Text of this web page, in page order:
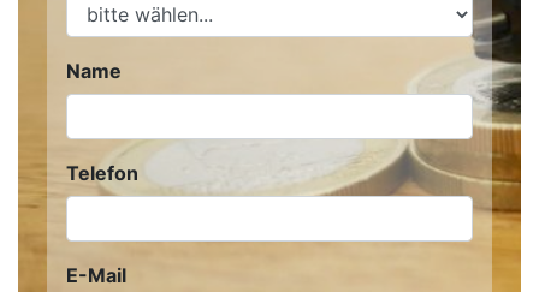
Name
Telefon
E-Mail